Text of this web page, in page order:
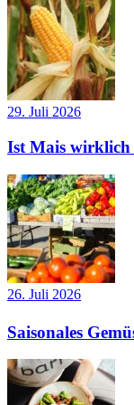
29. Juli 2026
Ist Mais wirklich
26. Juli 2026
Saisonales